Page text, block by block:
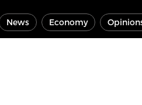
News Economy